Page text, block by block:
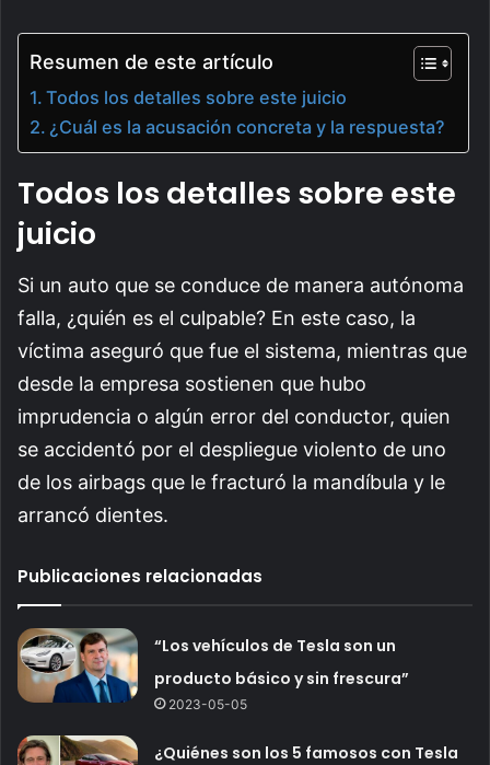
Resumen de este artículo
Todos los detalles sobre este juicio
¿Cuál es la acusación concreta y la respuesta?
Todos los detalles sobre este
juicio
Si un auto que se conduce de manera autónoma
falla, ¿quién es el culpable? En este caso, la
víctima aseguró que fue el sistema, mientras que
desde la empresa sostienen que hubo
imprudencia o algún error del conductor, quien
se accidentó por el despliegue violento de uno
de los airbags que le fracturó la mandíbula y le
arrancó dientes.
Publicaciones relacionadas
“Los vehículos de Tesla son un
producto básico y sin frescura”
2023-05-05
¿Quiénes son los 5 famosos con Tesla